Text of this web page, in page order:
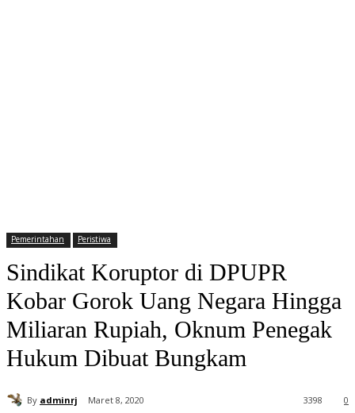
Pemerintahan Peristiwa
Sindikat Koruptor di DPUPR
Kobar Gorok Uang Negara Hingga
Miliaran Rupiah, Oknum Penegak
Hukum Dibuat Bungkam
By adminrj Maret 8, 2020 0
3398